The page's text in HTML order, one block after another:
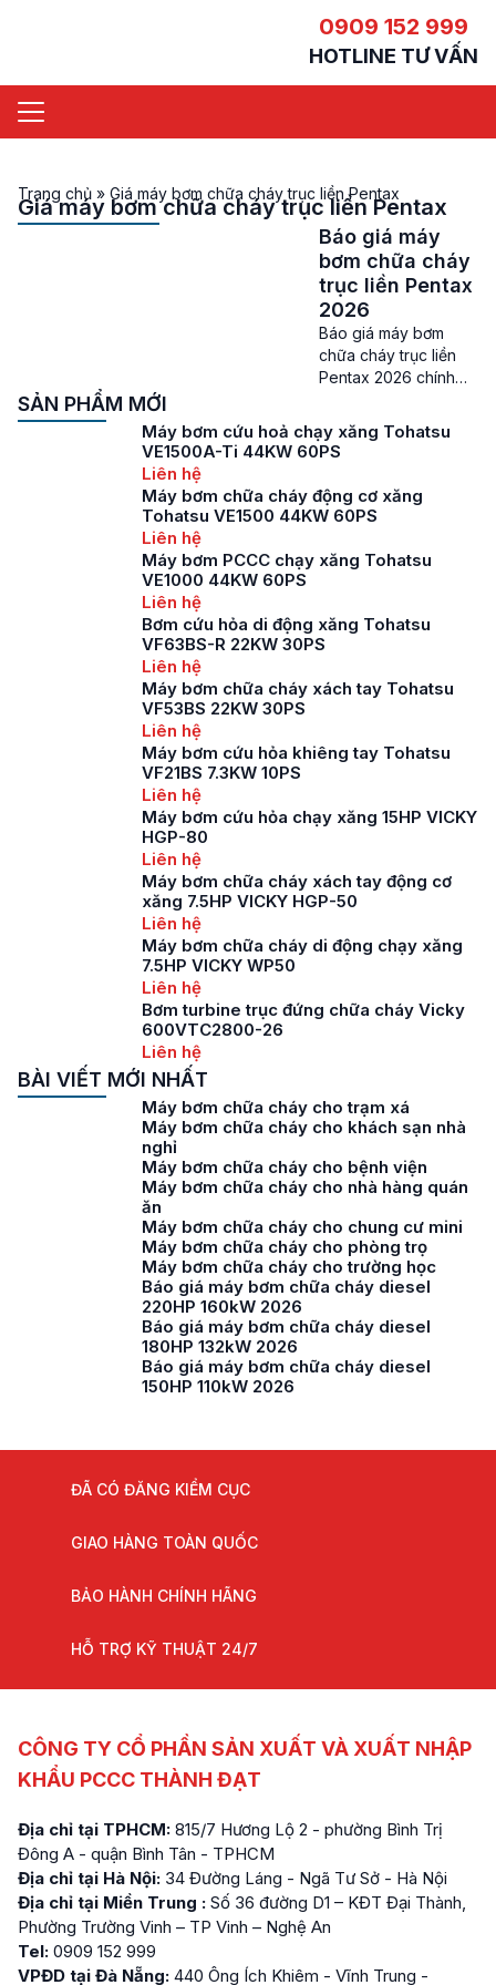
0909 152 999
HOTLINE TƯ VẤN
Trang chủ » Giá máy bơm chữa cháy trục liền Pentax
Giá máy bơm chữa cháy trục liền Pentax
Báo giá máy
bơm chữa cháy
trục liền Pentax
2026
Báo giá máy bơm
chữa cháy trục liền
Pentax 2026 chính
hiện nay Giá máy bơm
chữa cháy trục liền
chữa cháy là một
trong những thiết bị
được sử dụng phổ
khi có hoả […]
SẢN PHẨM MỚI
Máy bơm cứu hoả chạy xăng Tohatsu
VE1500A-Ti 44KW 60PS
Liên hệ
Máy bơm chữa cháy động cơ xăng
Tohatsu VE1500 44KW 60PS
Liên hệ
Máy bơm PCCC chạy xăng Tohatsu
VE1000 44KW 60PS
Liên hệ
Bơm cứu hỏa di động xăng Tohatsu
VF63BS-R 22KW 30PS
Liên hệ
Máy bơm chữa cháy xách tay Tohatsu
VF53BS 22KW 30PS
Liên hệ
Máy bơm cứu hỏa khiêng tay Tohatsu
VF21BS 7.3KW 10PS
Liên hệ
Máy bơm cứu hỏa chạy xăng 15HP VICKY
HGP-80
Liên hệ
Máy bơm chữa cháy xách tay động cơ
xăng 7.5HP VICKY HGP-50
Liên hệ
Máy bơm chữa cháy di động chạy xăng
7.5HP VICKY WP50
Liên hệ
Bơm turbine trục đứng chữa cháy Vicky
600VTC2800-26
Liên hệ
BÀI VIẾT MỚI NHẤT
Máy bơm chữa cháy cho trạm xá
Máy bơm chữa cháy cho khách sạn nhà
nghỉ
Máy bơm chữa cháy cho bệnh viện
Máy bơm chữa cháy cho nhà hàng quán
ăn
Máy bơm chữa cháy cho chung cư mini
Máy bơm chữa cháy cho phòng trọ
Máy bơm chữa cháy cho trường học
Báo giá máy bơm chữa cháy diesel
220HP 160kW 2026
Báo giá máy bơm chữa cháy diesel
180HP 132kW 2026
Báo giá máy bơm chữa cháy diesel
150HP 110kW 2026
ĐÃ CÓ ĐĂNG KIỂM CỤC
GIAO HÀNG TOÀN QUỐC
BẢO HÀNH CHÍNH HÃNG
HỖ TRỢ KỸ THUẬT 24/7
CÔNG TY CỔ PHẦN SẢN XUẤT VÀ XUẤT NHẬP
KHẨU PCCC THÀNH ĐẠT
Địa chỉ tại TPHCM: 815/7 Hương Lộ 2 - phường Bình Trị
Đông A - quận Bình Tân - TPHCM
Địa chỉ tại Hà Nội: 34 Đường Láng - Ngã Tư Sở - Hà Nội
Địa chỉ tại Miền Trung : Số 36 đường D1 – KĐT Đại Thành,
Phường Trường Vinh – TP Vinh – Nghệ An
Tel: 0909 152 999
VPĐD tại Đà Nẵng: 440 Ông Ích Khiêm - Vĩnh Trung -